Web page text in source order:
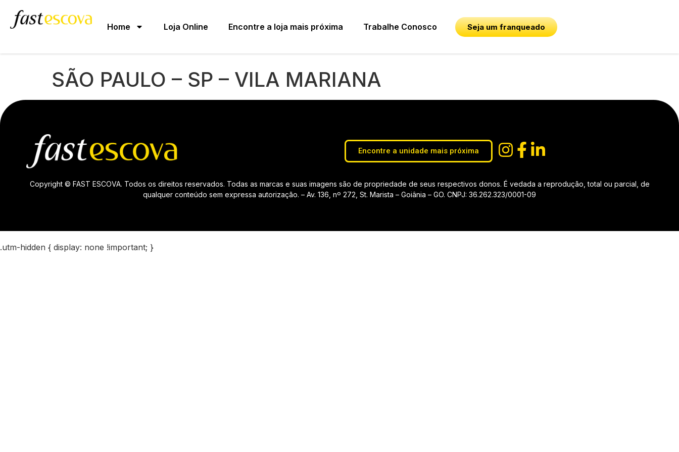
Home Loja Online Encontre a loja mais próxima Trabalhe Conosco Seja um franqueado
SÃO PAULO – SP – VILA MARIANA
Encontre a unidade mais próxima
Copyright © FAST ESCOVA. Todos os direitos reservados. Todas as marcas e suas imagens são de propriedade de seus respectivos donos. É vedada a reprodução, total ou parcial, de
qualquer conteúdo sem expressa autorização. – Av. 136, nº 272, St. Marista – Goiânia – GO. CNPJ: 36.262.323/0001-09
.utm-hidden { display: none !important; }